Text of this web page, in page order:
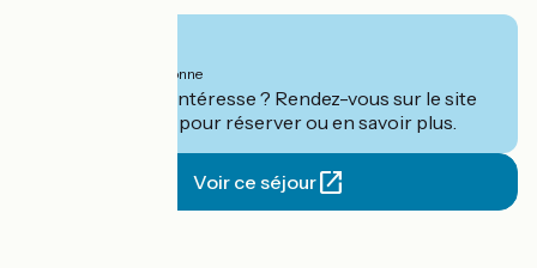
par personne
Ce séjour vous intéresse ? Rendez-vous sur le site
pour réserver ou en savoir plus.
Voir ce séjour